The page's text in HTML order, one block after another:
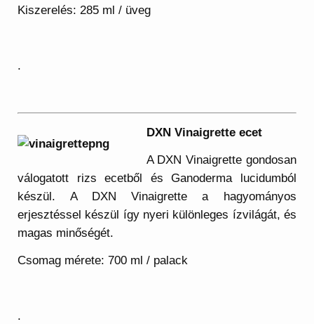
Kiszerelés: 285 ml / üveg
.
DXN Vinaigrette ecet
A DXN Vinaigrette gondosan
válogatott rizs ecetből és Ganoderma lucidumból
készül. A DXN Vinaigrette a hagyományos
erjesztéssel készül így nyeri különleges ízvilágát, és
magas minőségét.
Csomag mérete: 700 ml / palack
.